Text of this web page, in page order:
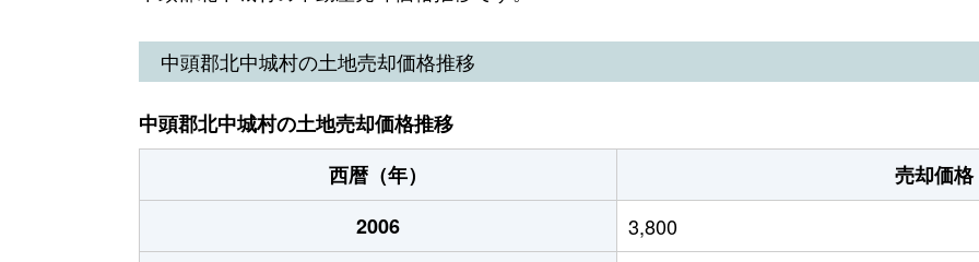
中頭郡北中城村の土地売却価格推移
中頭郡北中城村の土地売却価格推移
西暦（年）
売却価
2006
3,800